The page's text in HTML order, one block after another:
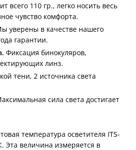
всего 110 гр., легко носить весь
чувство комфорта.
уверены в качестве нашего
гарантии.
Фиксация бинокуляров,
линз.
тени, 2 источника света
сила света достигает
температура осветителя ITS-
Эта величина измеряется в